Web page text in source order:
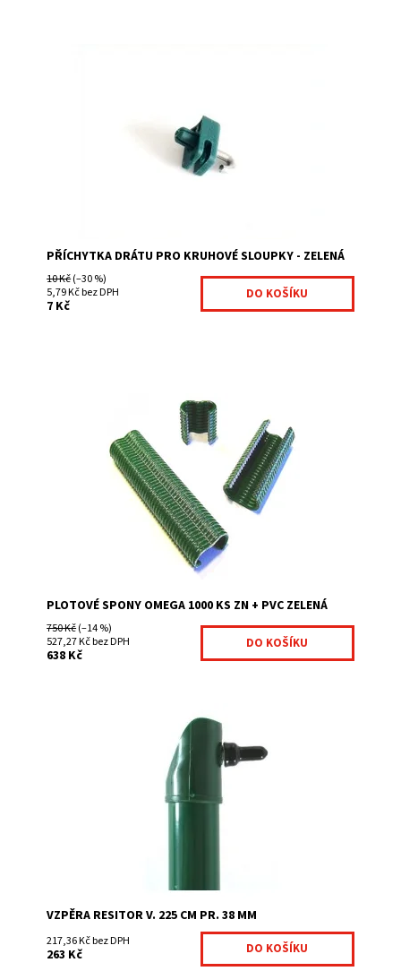
Na centrálním skladě
7007672-155
Fence consulting
PŘÍCHYTKA DRÁTU PRO KRUHOVÉ SLOUPKY - ZELENÁ
10 Kč(–30 %)
5,79 Kč bez DPH
7 Kč
výrazně zkracuje dobu montáže jednoduchá manipulace
montážní příslušenství na montáž použijte kleště BABY
Na centrálním skladě
1000500-240
Fence consulting
PLOTOVÉ SPONY OMEGA 1000 KS ZN + PVC ZELENÁ
750 Kč(–14 %)
527,27 Kč bez DPH
638 Kč
Vzpěry RESITOR jsou nutné při montáži ke kruhovým
sloupkům a sloupkům Bekaclip pro montáž pletiva.
Zelená barva RAL 6005 Pozinkované a...
Na centrálním skladě
2000600-243
Fence consulting
VZPĚRA RESITOR V. 225 CM PR. 38 MM
217,36 Kč bez DPH
263 Kč